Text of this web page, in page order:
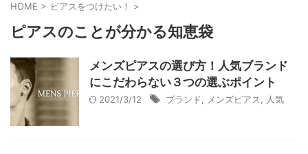
HOME > ピアスをつけたい！ >
ピアスのことが分かる知恵袋
メンズピアスの選び方！人気ブランド
にこだわらない３つの選ぶポイント
2021/3/12 ブランド メンズピアス 人気